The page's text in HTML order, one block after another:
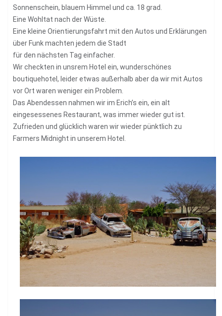
Sonnenschein, blauem Himmel und ca. 18 grad.
Eine Wohltat nach der Wüste.
Eine kleine Orientierungsfahrt mit den Autos und Erklärungen
über Funk machten jedem die Stadt
für den nächsten Tag einfacher.
Wir checkten in unsrem Hotel ein, wunderschönes
boutiquehotel, leider etwas außerhalb aber da wir mit Autos
vor Ort waren weniger ein Problem.
Das Abendessen nahmen wir im Erich’s ein, ein alt
eingesessenes Restaurant, was immer wieder gut ist.
Zufrieden und glücklich waren wir wieder pünktlich zu
Farmers Midnight in unserem Hotel.